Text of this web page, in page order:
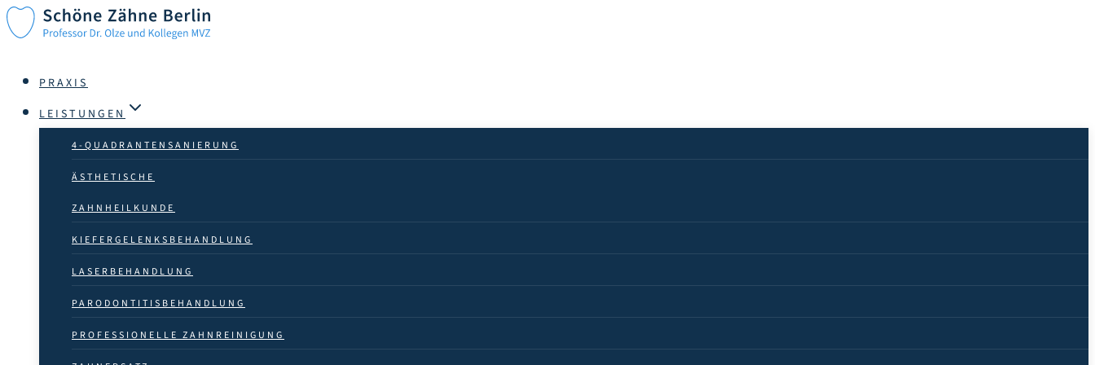
Zum
springen
PRAXIS
LEISTUNGEN
4-QUADRANTEN­SANIERUNG
ÄSTHETISCHE
ZAHN­HEILKUNDE
KIEFERGELENKSBEHANDLUNG
LASER­BEHANDLUNG
PARODONTITISBEHANDLUNG
PROFESSIONELLE ZAHN­­REINIGUNG